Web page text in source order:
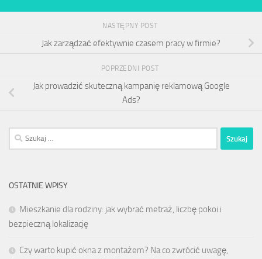
NASTĘPNY POST
Jak zarządzać efektywnie czasem pracy w firmie?
POPRZEDNI POST
Jak prowadzić skuteczną kampanię reklamową Google
Ads?
Szukaj:
OSTATNIE WPISY
Mieszkanie dla rodziny: jak wybrać metraż, liczbę pokoi i
bezpieczną lokalizację
Czy warto kupić okna z montażem? Na co zwrócić uwagę,